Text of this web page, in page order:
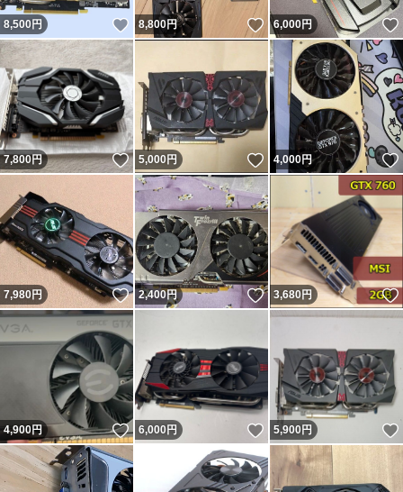
8,500円 いいね！
8,800円 いいね！
6,000円
7,800円 いいね！
5,000円 いいね！
4,000円
7,980円 いいね！
2,400円 いいね！
3,680円
4,900円 いいね！
6,000円 いいね！
5,900円